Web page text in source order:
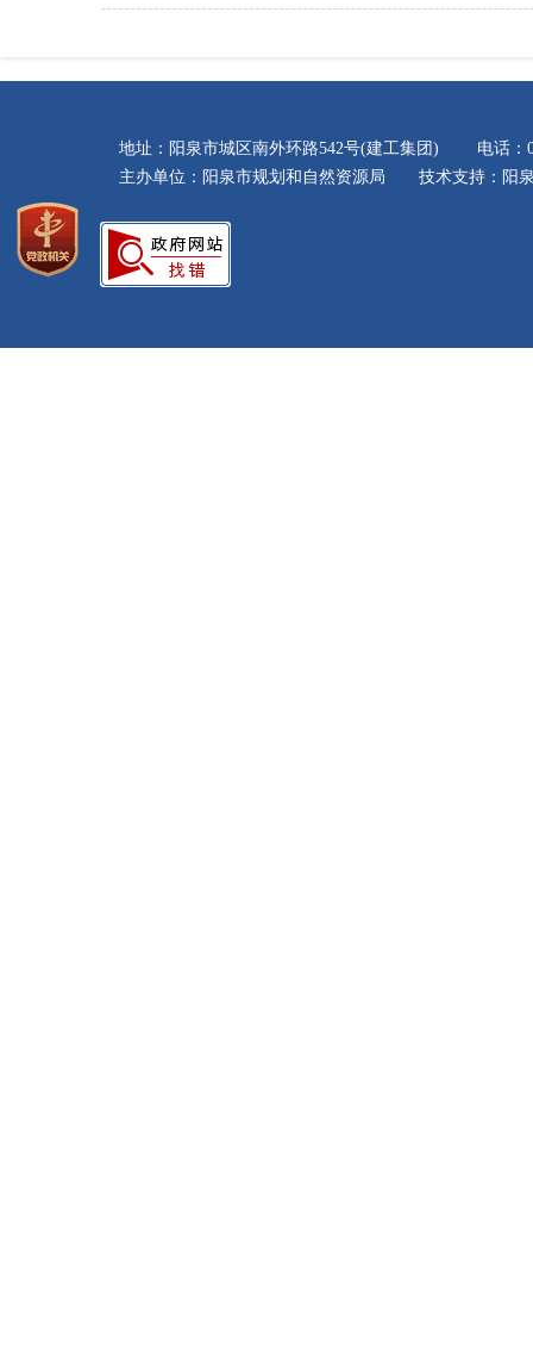
地址：阳泉市城区南外环路542号(建工集团) 电
主办单位：阳泉市规划和自然资源局 技术支持：